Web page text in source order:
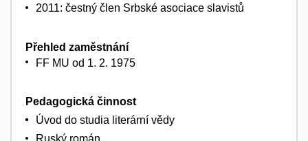
2011: čestný člen Srbské asociace slavistů
Přehled zaměstnání
FF MU od 1. 2. 1975
Pedagogická činnost
Úvod do studia literární vědy